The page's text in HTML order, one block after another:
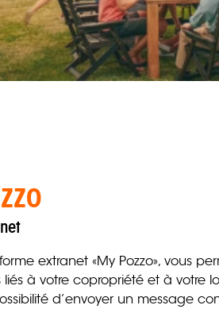
extranet «My Pozzo», vous
à votre copropriété et à votre
d’envoyer un message